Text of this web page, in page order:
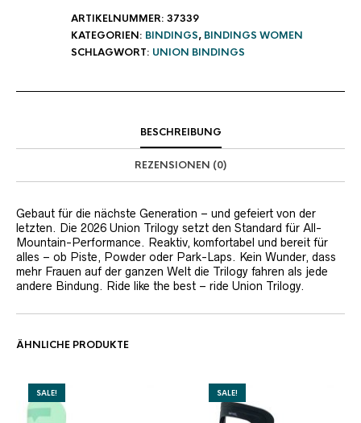
ARTIKELNUMMER: 37339
KATEGORIEN: BINDINGS, BINDINGS WOMEN
SCHLAGWORT: UNION BINDINGS
BESCHREIBUNG
REZENSIONEN (0)
Gebaut für die nächste Generation – und gefeiert von der
letzten. Die 2026 Union Trilogy setzt den Standard für All-
Mountain-Performance. Reaktiv, komfortabel und bereit für
alles – ob Piste, Powder oder Park-Laps. Kein Wunder, dass
mehr Frauen auf der ganzen Welt die Trilogy fahren als jede
andere Bindung. Ride like the best – ride Union Trilogy.
ÄHNLICHE PRODUKTE
SALE! SALE!